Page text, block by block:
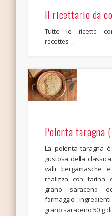
Il ricettario da
Tutte le ricette
recettes …
Polenta taragna
La polenta taragna
gustosa della
valli bergamasche
realizza con farina
grano saraceno
formaggio
grano saraceno 50 g